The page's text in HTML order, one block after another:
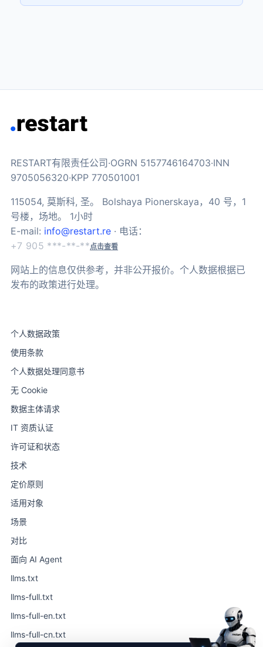
RESTART有限责任公司·OGRN 5157746164703·INN
9705056320·KPP 770501001
115054, 莫斯科, 圣。 Bolshaya Pionerskaya，40 号，1
号楼，场地。 1小时
E-mail: info@restart.re · 电话：
+7 905 ***-**-**点击查看
网站上的信息仅供参考，并非公开报价。个人数据根据已
发布的政策进行处理。
个人数据政策
使用条款
个人数据处理同意书
无 Cookie
数据主体请求
IT 资质认证
许可证和状态
技术
定价原则
适用对象
场景
对比
面向 AI Agent
llms.txt
llms-full.txt
llms-full-en.txt
llms-full-cn.txt